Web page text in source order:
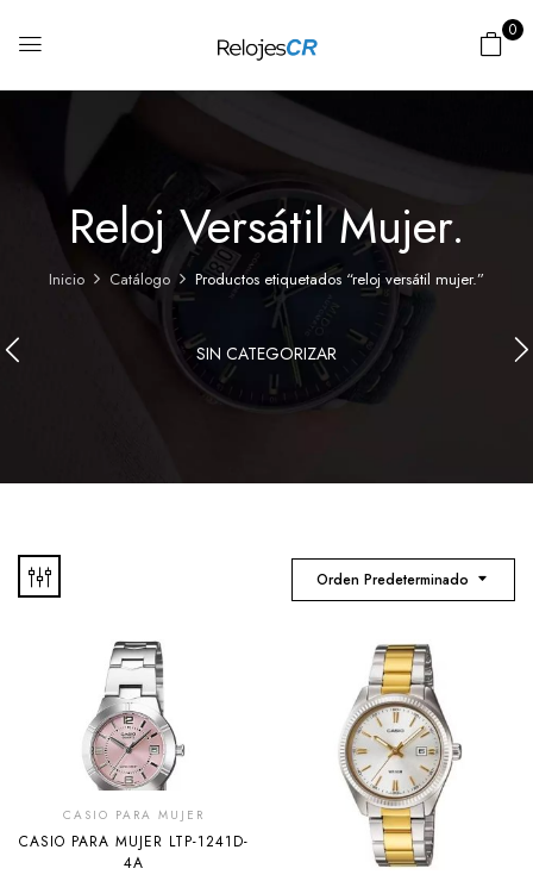
0
Reloj Versátil Mujer.
Inicio Catálogo Productos etiquetados “reloj versátil mujer.”
SIN CATEGORIZAR
Orden Predeterminado
CASIO PARA MUJER
CASIO PARA MUJER LTP-1241D-
4A